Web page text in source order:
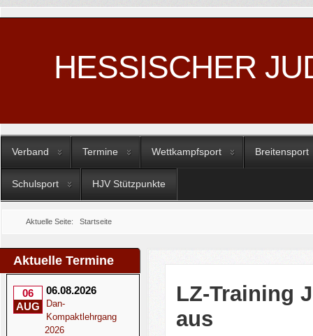
HESSISCHER
Verband Termine Wettkampfsport Breitensport
Schulsport HJV Stützpunkte
Aktuelle Seite: Startseite
Aktuelle Termine
06
AUG
06.08.2026
Dan-
Kompaktlehrgang
2026
LZ-Training
aus